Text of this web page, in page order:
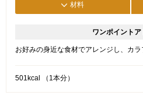
材料
ワンポイントア
お好みの身近な食材でアレンジし、カラ
501kcal （1本分）